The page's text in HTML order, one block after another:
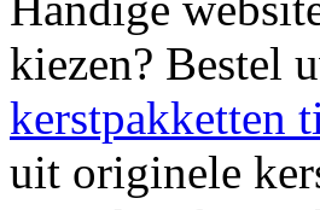
kiezen? Bestel
kerstpakketten
uit originele